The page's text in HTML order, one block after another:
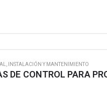
INSTALACIÓN Y MANTENIMIENTO